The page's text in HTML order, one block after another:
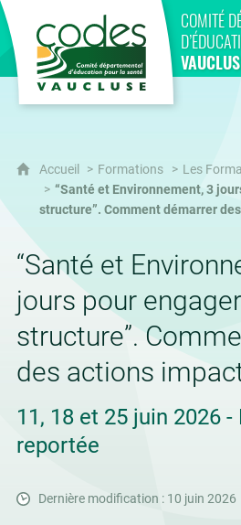
COMITÉ
CoDES 84
Accueil Formations
Les
“Santé et Environnement, 3
structure”. Comment démarrer
“Santé et
jours pour
structure”.
des actions
11, 18 et 25 juin 2026
reportée
Dernière modification : 10 juin 2026